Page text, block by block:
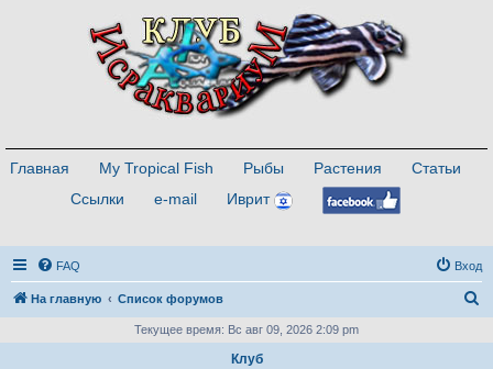
Главная My Tropical Fish Рыбы Растения
Статьи
Ссылки
e-mail Иврит
FAQ Вход
На главную Список форумов
Текущее время: Вс авг 09, 2026 2:09 pm
Клуб